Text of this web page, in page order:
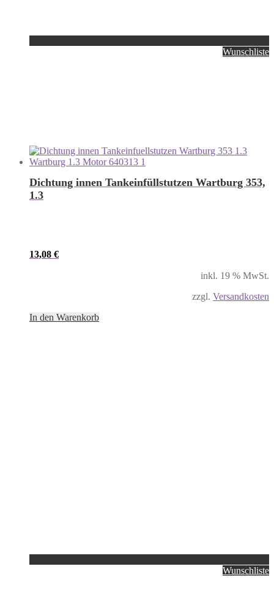
Wunschliste
Dichtung innen Tankeinfüllstutzen Wartburg 353,
1.3
13,08 €
inkl. 19 % MwSt.
zzgl. Versandkosten
In den Warenkorb
Wunschliste